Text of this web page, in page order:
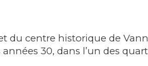
du centre historique de
30, dans l’un des